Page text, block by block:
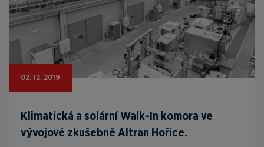
02. 12. 2019
Klimatická a solární Walk-In komora ve
vývojové zkušebně Altran Hořice.